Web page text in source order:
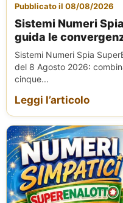
Pubblicato il 08/08/2026
Sistemi Numeri
guida le
Sistemi Numeri Spia
del 8 Agosto 2026:
cinque...
Leggi l’articolo